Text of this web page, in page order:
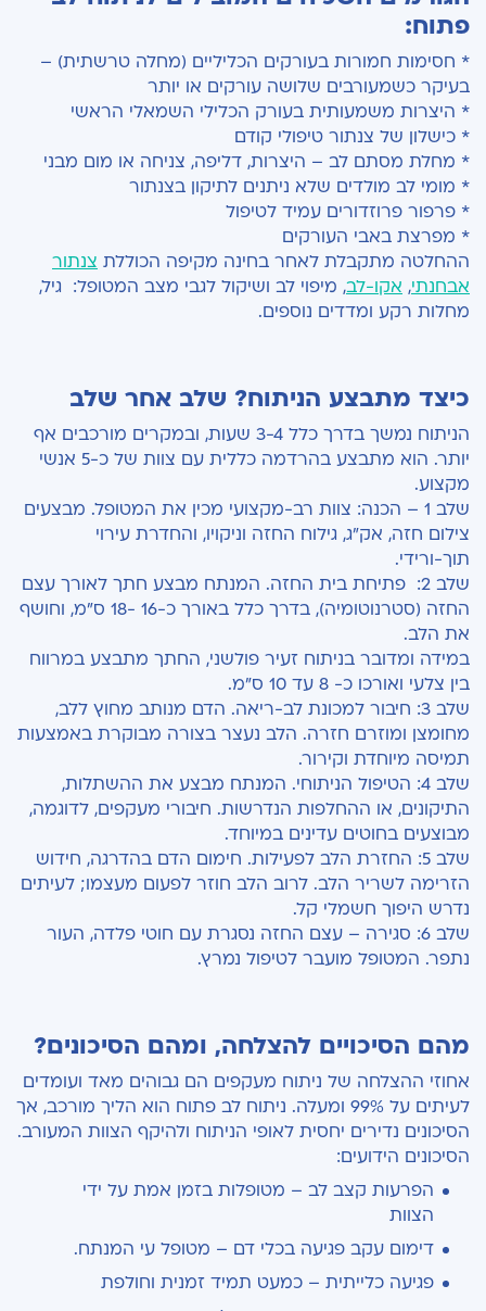
פתוח:
* חסימות חמורות בעורקים הכליליים (מחלה טרשתית) –
בעיקר כשמעורבים שלושה עורקים או יותר
* היצרות משמעותית בעורק הכלילי השמאלי הראשי
* כישלון של צנתור טיפולי קודם
* מחלת מסתם לב – היצרות, דליפה, צניחה או מום מבני
* מומי לב מולדים שלא ניתנים לתיקון בצנתור
* פרפור פרוזדורים עמיד לטיפול
* מפרצת באבי העורקים
ההחלטה מתקבלת לאחר בחינה מקיפה הכוללת צנתור
אבחנתי, אקו-לב, מיפוי לב ושיקול לגבי מצב המטופל: גיל,
מחלות רקע ומדדים נוספים.
כיצד מתבצע הניתוח? שלב אחר שלב
הניתוח נמשך בדרך כלל 3-4 שעות, ובמקרים מורכבים אף
יותר. הוא מתבצע בהרדמה כללית עם צוות של כ-5 אנשי
מקצוע.
שלב 1 – הכנה: צוות רב-מקצועי מכין את המטופל. מבצעים
צילום חזה, אק"ג, גילוח החזה וניקויו, והחדרת עירוי
תוך-ורידי.
שלב 2: פתיחת בית החזה. המנתח מבצע חתך לאורך עצם
החזה (סטרנוטומיה), בדרך כלל באורך כ-16 -18 ס"מ, וחושף
את הלב.
במידה ומדובר בניתוח זעיר פולשני, החתך מתבצע במרווח
בין צלעי ואורכו כ- 8 עד 10 ס"מ.
שלב 3: חיבור למכונת לב-ריאה. הדם מנותב מחוץ ללב,
מחומצן ומוזרם חזרה. הלב נעצר בצורה מבוקרת באמצעות
תמיסה מיוחדת וקירור.
שלב 4: הטיפול הניתוחי. המנתח מבצע את ההשתלות,
התיקונים, או ההחלפות הנדרשות. חיבורי מעקפים, לדוגמה,
מבוצעים בחוטים עדינים במיוחד.
שלב 5: החזרת הלב לפעילות. חימום הדם בהדרגה, חידוש
הזרימה לשריר הלב. לרוב הלב חוזר לפעום מעצמו; לעיתים
נדרש היפוך חשמלי קל.
שלב 6: סגירה – עצם החזה נסגרת עם חוטי פלדה, העור
נתפר. המטופל מועבר לטיפול נמרץ.
מהם הסיכויים להצלחה, ומהם הסיכונים?
אחוזי ההצלחה של ניתוח מעקפים הם גבוהים מאד ועומדים
לעיתים על 99% ומעלה. ניתוח לב פתוח הוא הליך מורכב, אך
הסיכונים נדירים יחסית לאופי הניתוח ולהיקף הצוות המעורב.
הסיכונים הידועים:
הפרעות קצב לב – מטופלות בזמן אמת על ידי
הצוות
דימום עקב פגיעה בכלי דם – מטופל עי המנתח.
פגיעה כלייתית – כמעט תמיד זמנית וחולפת